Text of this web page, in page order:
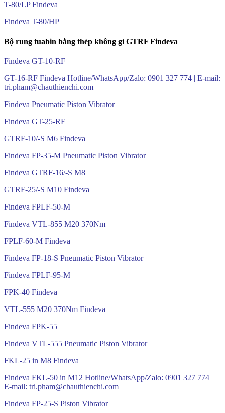
T-80/LP Findeva
Findeva T-80/HP
Bộ rung tuabin bằng thép không gỉ GTRF Findeva
Findeva GT-10-RF
GT-16-RF Findeva Hotline/WhatsApp/Zalo: 0901 327 774 | E-mail:
tri.pham@chauthienchi.com
Findeva Pneumatic Piston Vibrator
Findeva GT-25-RF
GTRF-10/-S M6 Findeva
Findeva FP-35-M Pneumatic Piston Vibrator
Findeva GTRF-16/-S M8
GTRF-25/-S M10 Findeva
Findeva FPLF-50-M
Findeva VTL-855 M20 370Nm
FPLF-60-M Findeva
Findeva FP-18-S Pneumatic Piston Vibrator
Findeva FPLF-95-M
FPK-40 Findeva
VTL-555 M20 370Nm Findeva
Findeva FPK-55
Findeva VTL-555 Pneumatic Piston Vibrator
FKL-25 in M8 Findeva
Findeva FKL-50 in M12 Hotline/WhatsApp/Zalo: 0901 327 774 |
E-mail: tri.pham@chauthienchi.com
Findeva FP-25-S Piston Vibrator